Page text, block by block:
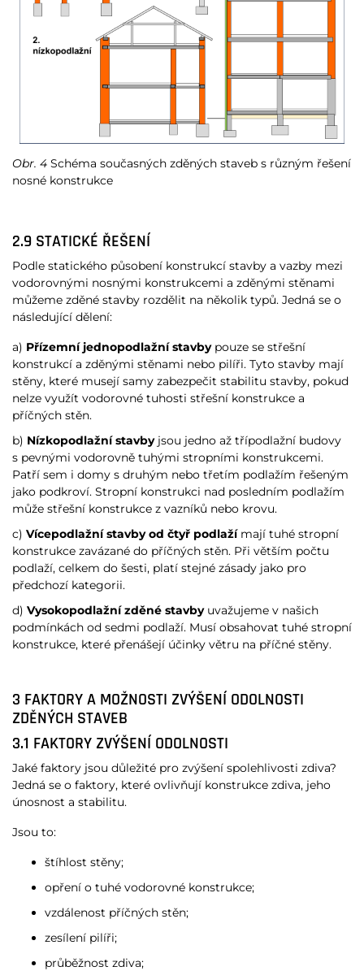
Obr. 4 Schéma současných zděných staveb s různým řešení
nosné konstrukce
2.9 STATICKÉ ŘEŠENÍ
Podle statického působení konstrukcí stavby a vazby mezi
vodorovnými nosnými konstrukcemi a zděnými stěnami
můžeme zděné stavby rozdělit na několik typů. Jedná se o
následující dělení:
a) Přízemní jednopodlažní stavbypouze se střešní
konstrukcí a zděnými stěnami nebo pilíři. Tyto stavby mají
stěny, které musejí samy zabezpečit stabilitu stavby, pokud
nelze využít vodorovné tuhosti střešní konstrukce a
příčných stěn.
b) Nízkopodlažní stavbyjsou jedno až třípodlažní budovy
s pevnými vodorovně tuhými stropními konstrukcemi.
Patří sem i domy s druhým nebo třetím podlažím řešeným
jako podkroví. Stropní konstrukci nad posledním podlažím
může střešní konstrukce z vazníků nebo krovu.
c) Vícepodlažní stavby od čtyř podlaží mají tuhé stropní
konstrukce zavázané do příčných stěn. Při větším počtu
podlaží, celkem do šesti, platí stejné zásady jako pro
předchozí kategorii.
d) Vysokopodlažní zděné stavbyuvažujeme v našich
podmínkách od sedmi podlaží. Musí obsahovat tuhé stropní
konstrukce, které přenášejí účinky větru na příčné stěny.
3 FAKTORY A MOŽNOSTI ZVÝŠENÍ ODOLNOSTI
ZDĚNÝCH STAVEB
3.1 FAKTORY ZVÝŠENÍ ODOLNOSTI
Jaké faktory jsou důležité pro zvýšení spolehlivosti zdiva?
Jedná se o faktory, které ovlivňují konstrukce zdiva, jeho
únosnost a stabilitu.
Jsou to:
štíhlost stěny;
opření o tuhé vodorovné konstrukce;
vzdálenost příčných stěn;
zesílení pilíři;
průběžnost zdiva;